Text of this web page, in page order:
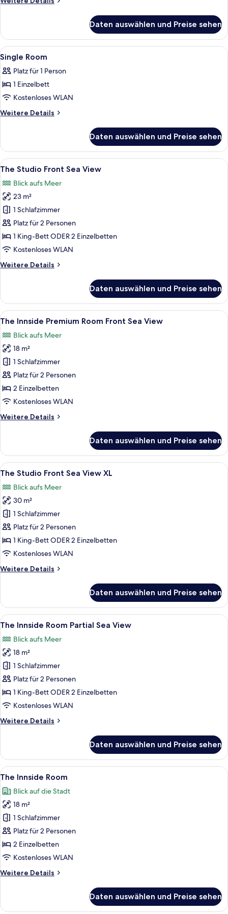
Innside
Sea
View
Room
Daten auswählen und Preise sehen
Alle
Fotos
für
Single
Room
anzeigen
Ein Hotelzimmer mit Bett,
4
Single Room
Platz für 1 Person
1 Einzelbett
Kostenloses WLAN
Weitere Details
Weitere
Room
Daten auswählen und Preise sehen
Alle
Fotos
für
The
Studio
Front
Sea
View
Ein Hotelzimmer mit Bett, einem
10
The Studio Front Sea View
Blick aufs Meer
23 m²
1 Schlafzimmer
Platz für 2 Personen
1 King-Bett ODER 2 Einzelbetten
Kostenloses WLAN
Weitere Details
Weitere
Studio
Front
Sea
Daten auswählen und Preise sehen
Alle
Fotos
für
The
Innside
Premium
Room
Front
View
Ein Hotelzimmer mit zwei Betten,
7
The Innside Premium Room Front Sea View
Blick aufs Meer
18 m²
1 Schlafzimmer
Platz für 2 Personen
2 Einzelbetten
Kostenloses WLAN
Weitere Details
Weitere
Innside
Premium
Room
Sea
View
Daten auswählen und Preise sehen
Alle
Fotos
für
The
Studio
Front
Sea
View
anzeigen
Ein Hotelzimmer mit Bett, einem
4
The Studio Front Sea View XL
Blick aufs Meer
30 m²
1 Schlafzimmer
Platz für 2 Personen
1 King-Bett ODER 2 Einzelbetten
Kostenloses WLAN
Weitere Details
Weitere
Studio
Front
Sea
XL
Daten auswählen und Preise sehen
Alle
Fotos
für
The
Innside
Room
Partial
Sea
anzeigen
Ein Hotelzimmer mit zwei Betten,
6
The Innside Room Partial Sea View
Blick aufs Meer
18 m²
1 Schlafzimmer
Platz für 2 Personen
1 King-Bett ODER 2 Einzelbetten
Kostenloses WLAN
Weitere Details
Weitere
Innside
Room
Partial
View
Daten auswählen und Preise sehen
Alle
Fotos
für
The
Innside
Room
anzeigen
Ein Hotelzimmer mit einem an der
6
The Innside Room
Blick auf die Stadt
18 m²
1 Schlafzimmer
Platz für 2 Personen
2 Einzelbetten
Kostenloses WLAN
Weitere Details
Weitere
Innside
Daten auswählen und Preise sehen